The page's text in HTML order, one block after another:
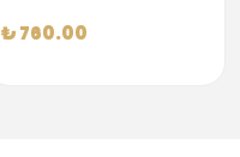
₺ 760.00